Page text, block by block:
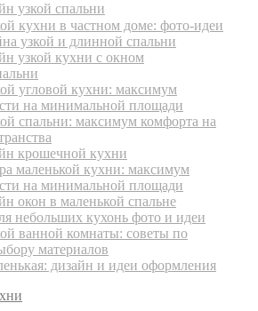
узкой спальни
кухни в частном доме: фото-идеи
узкой и длинной спальни
узкой кухни с окном
угловой кухни: максимум
на минимальной площади
спальни: максимум комфорта на
крошечной кухни
маленькой кухни: максимум
на минимальной площади
окон в маленькой спальне
небольших кухонь фото и идеи
ванной комнаты: советы по
материалов
дизайн и идеи оформления